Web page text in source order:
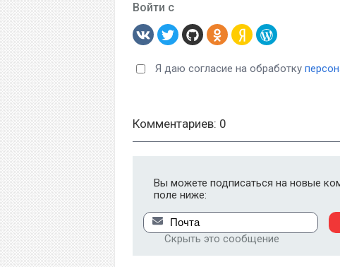
Войти с
Я даю согласие на обработку
Комментариев: 0
Вы можете подписаться на новые
поле ниже:
Скрыть это сообщение